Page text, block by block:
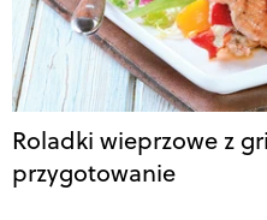
Roladki wieprzowe z
przygotowanie